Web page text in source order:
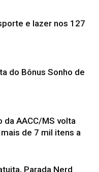
e lazer nos 127
do Bônus Sonho de
da AACC/MS volta
de 7 mil itens a
Parada Nerd